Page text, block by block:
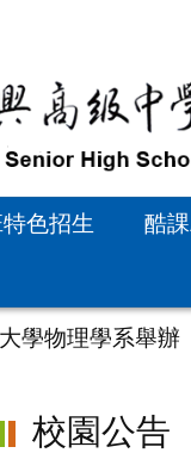
色招生 酷
學物理學系舉辦
校園公告